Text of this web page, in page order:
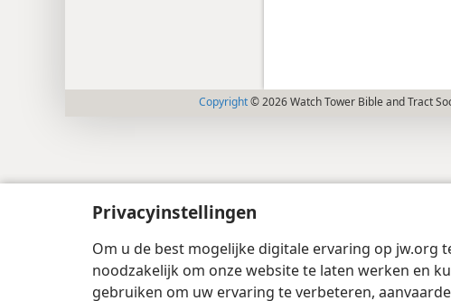
Privacyinstellingen
Om u de best mogelijke digitale ervaring op jw.org
noodzakelijk om onze website te laten werken en
gebruiken om uw ervaring te verbeteren,
Copyright© 2026 Watch Tower Bible and Tract